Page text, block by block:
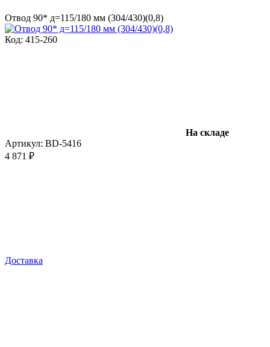
Отвод 90* д=115/180 мм (304/430)(0,8)
Код: 415-260
На складе
Артикул: BD-5416
4 871 ₽
Доставка